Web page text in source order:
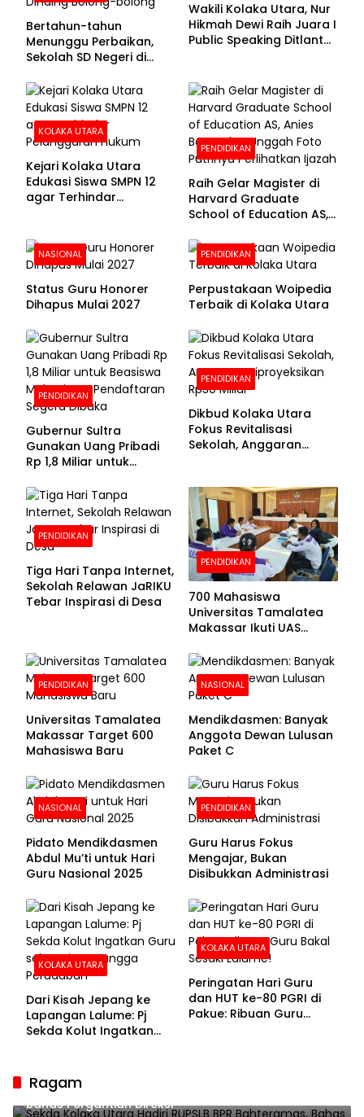
Bertahun-tahun
Menunggu Perbaikan,
Sekolah SD Negeri di
Beralas Tanah dan
Dinding Bolong-bolong
Wakili Kolaka Utara, Nur
Hikmah Dewi Raih Juara I
Public Speaking Ditlantas
Bhayangkara ke-80
KOLAKA UTARA
Kejari Kolaka Utara
Edukasi Siswa SMPN 12
agar Terhindar
PENDIDIKAN
Raih Gelar Magister di
Harvard Graduate
School of Education AS,
Foto Putrinya Perlihatkan
Ijazah
NASIONAL
Status Guru Honorer
Dihapus Mulai 2027
PENDIDIKAN
Perpustakaan Woipedia
Terbaik di Kolaka Utara
PENDIDIKAN
Gubernur Sultra
Gunakan Uang Pribadi
Rp 1,8 Miliar untuk
Pendaftaran Segera
Dibuka
PENDIDIKAN
Dikbud Kolaka Utara
Fokus Revitalisasi
Sekolah, Anggaran
PENDIDIKAN
Tiga Hari Tanpa Internet,
Sekolah Relawan JaRIKU
Tebar Inspirasi di Desa
PENDIDIKAN
700 Mahasiswa
Universitas Tamalatea
Makassar Ikuti UAS
PENDIDIKAN
Universitas Tamalatea
Makassar Target 600
Mahasiswa Baru
NASIONAL
Mendikdasmen: Banyak
Anggota Dewan Lulusan
Paket C
NASIONAL
Pidato Mendikdasmen
Abdul Mu’ti untuk Hari
Guru Nasional 2025
PENDIDIKAN
Guru Harus Fokus
Mengajar, Bukan
Disibukkan Administrasi
KOLAKA UTARA
Dari Kisah Jepang ke
Lapangan Lalume: Pj
Sekda Kolut Ingatkan
KOLAKA UTARA
Peringatan Hari Guru
dan HUT ke-80 PGRI di
Pakue: Ribuan Guru
Ragam
Sekda Kolaka Utara Hadiri RUPSLB BPR Bahteramas,
Bahas Pergantian Direksi